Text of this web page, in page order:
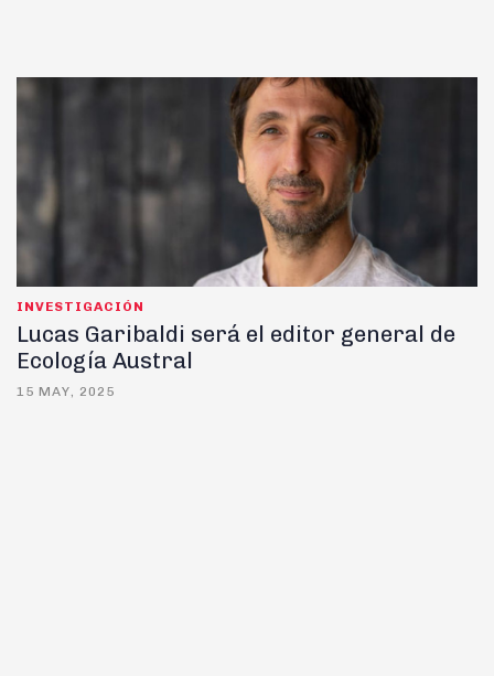
INVESTIGACIÓN
Lucas Garibaldi será el editor general de
Ecología Austral
15 MAY, 2025